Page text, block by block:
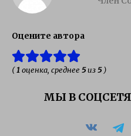
Оцените автора
(1 оценка, среднее 5из5)
МЫ В